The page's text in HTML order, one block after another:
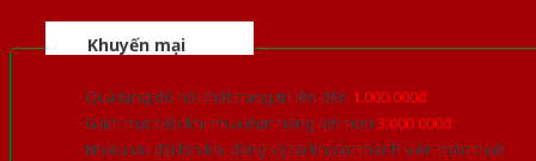
Khuyến mại
Quà tặng đồ nội thất trang trí lên đến 1.000.000đ
Giảm trực tiếp khi mua đơn hàng lớn hơn 3.000.000đ
Nhiều ưu đãi lớn khi đăng ký tài khoản thành viên thân thiết